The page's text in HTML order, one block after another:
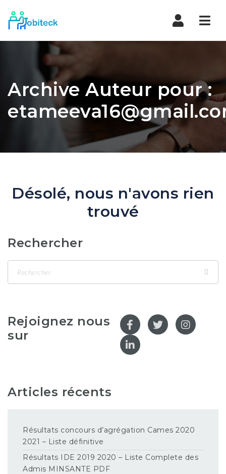
Archive Auteur pour :
Désolé, nous n'avons rien
trouvé
Rechercher
Rejoignez nous
sur
Articles récents
Résultats concours d’agrégation Cames 2020
2021 – Liste définitive
Résultats IDE 2019 2020 – Liste Complete des
Admis MINSANTE PDF